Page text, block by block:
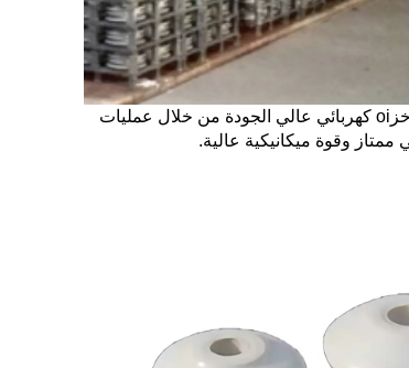
المُعَزِّل الخزفي هو عنصر كلاسيكي وقديم في أنظمة نقل وتوزيع الطاقة الجوية. يُصنع من خزoi كهربائي عالي الجودة من خلال عمليات
ممتاز وقوة ميكانيكية عالية.